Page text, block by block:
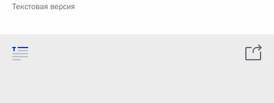
Текстовая версия